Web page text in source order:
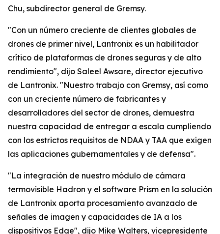
Chu, subdirector general de Gremsy.
"Con un número creciente de clientes globales de
drones de primer nivel, Lantronix es un habilitador
crítico de plataformas de drones seguras y de alto
rendimiento", dijo Saleel Awsare, director ejecutivo
de Lantronix. "Nuestro trabajo con Gremsy, así como
con un creciente número de fabricantes y
desarrolladores del sector de drones, demuestra
nuestra capacidad de entregar a escala cumpliendo
con los estrictos requisitos de NDAA y TAA que exigen
las aplicaciones gubernamentales y de defensa".
"La integración de nuestro módulo de cámara
termovisible Hadron y el software Prism en la solución
de Lantronix aporta procesamiento avanzado de
señales de imagen y capacidades de IA a los
dispositivos Edge", dijo Mike Walters, vicepresidente